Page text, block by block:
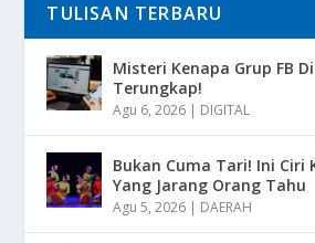
TULISAN TERBARU
Misteri Kenapa Grup FB
Terungkap!
Agu 6, 2026 | DIGITAL
Bukan Cuma Tari! Ini Ciri
Yang Jarang Orang Tahu
Agu 5, 2026 | DAERAH